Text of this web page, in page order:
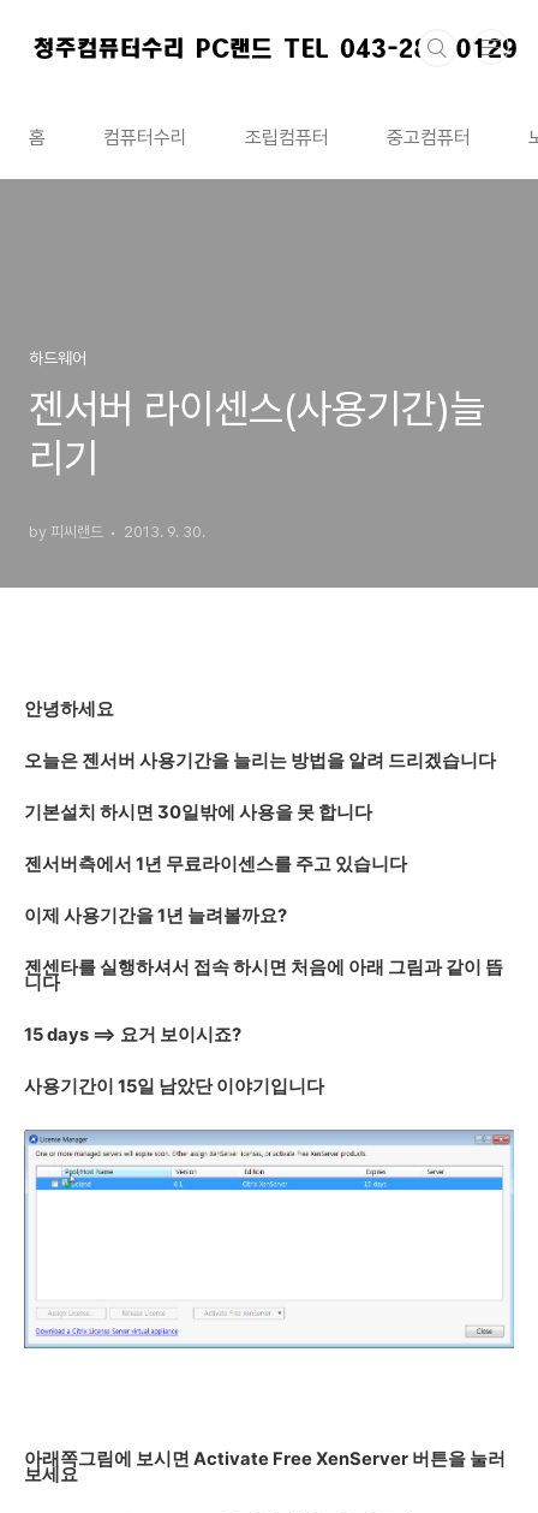
홈 컴퓨터수리 조립컴퓨터 중고컴퓨터
하드웨어
젠서버 라이센스(사용기간)늘
리기
by 피씨랜드 2013. 9. 30.
안녕하세요
오늘은 젠서버 사용기간을 늘리는 방법을 알려 드리겠습니다
기본설치 하시면 30일밖에 사용을 못 합니다
젠서버측에서 1년 무료라이센스를 주고 있습니다
이제 사용기간을 1년 늘려볼까요?
젠센타를 실행하셔서 접속 하시면 처음에 아래 그림과 같이 뜹
니다
15 days ==> 요거 보이시죠?
사용기간이 15일 남았단 이야기입니다
아래쪽그림에 보시면 Activate Free XenServer 버튼을 눌러
보세요